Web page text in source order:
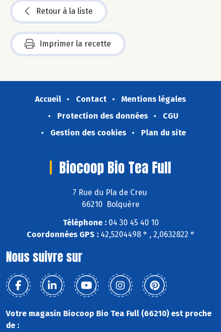
Retour à la liste
Imprimer la recette
Accueil Contact
Mentions légales
Protection des données
CGU
Gestion des cookies
Plan du site
Biocoop Bio Tea Full
7 Rue du Pla de Creu
66210 Bolquère
Téléphone :04 30 45 40 10
Coordonnées GPS :42,5204498 ° , 2,0632822 °
Nous suivre sur
Votre magasin Biocoop Bio Tea Full (66210) est proche
de :